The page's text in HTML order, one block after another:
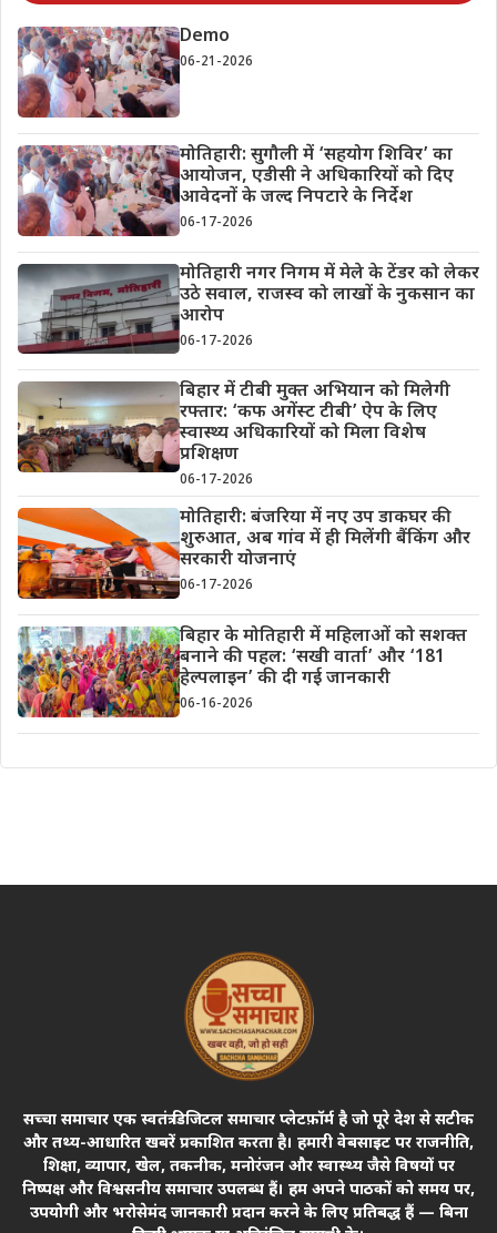
Demo
06-21-2026
मोतिहारी: सुगौली में ‘सहयोग शिविर’ का
आयोजन, एडीसी ने अधिकारियों को दिए
आवेदनों के जल्द निपटारे के निर्देश
06-17-2026
मोतिहारी नगर निगम में मेले के टेंडर को लेकर
उठे सवाल, राजस्व को लाखों के नुकसान का
आरोप
06-17-2026
बिहार में टीबी मुक्त अभियान को मिलेगी
रफ्तार: ‘कफ अगेंस्ट टीबी’ ऐप के लिए
स्वास्थ्य अधिकारियों को मिला विशेष
प्रशिक्षण
06-17-2026
मोतिहारी: बंजरिया में नए उप डाकघर की
शुरुआत, अब गांव में ही मिलेंगी बैंकिंग और
सरकारी योजनाएं
06-17-2026
बिहार के मोतिहारी में महिलाओं को सशक्त
बनाने की पहल: ‘सखी वार्ता’ और ‘181
हेल्पलाइन’ की दी गई जानकारी
06-16-2026
सच्चा समाचार एक स्वतंत्र डिजिटल समाचार प्लेटफ़ॉर्म है जो पूरे देश से सटीक
और तथ्य-आधारित खबरें प्रकाशित करता है। हमारी वेबसाइट पर राजनीति,
शिक्षा, व्यापार, खेल, तकनीक, मनोरंजन और स्वास्थ्य जैसे विषयों पर
निष्पक्ष और विश्वसनीय समाचार उपलब्ध हैं। हम अपने पाठकों को समय पर,
उपयोगी और भरोसेमंद जानकारी प्रदान करने के लिए प्रतिबद्ध हैं — बिना